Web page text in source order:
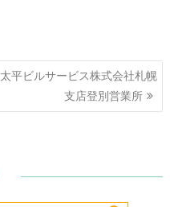
太平ビルサービス株式会社札幌
支店登別営業所